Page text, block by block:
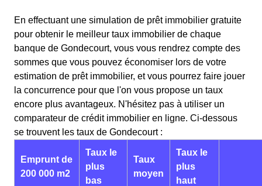
En effectuant une simulation de prêt immobilier gratuite
pour obtenir le meilleur taux immobilier de chaque
banque de Gondecourt, vous vous rendrez compte des
sommes que vous pouvez économiser lors de votre
estimation de prêt immobilier, et vous pourrez faire jouer
la concurrence pour que l'on vous propose un taux
encore plus avantageux. N'hésitez pas à utiliser un
comparateur de crédit immobilier en ligne. Ci-dessous
se trouvent les taux de Gondecourt :
Emprunt de
200 000 m2
Taux le
plus
bas
Taux
moyen
Taux le
plus
haut